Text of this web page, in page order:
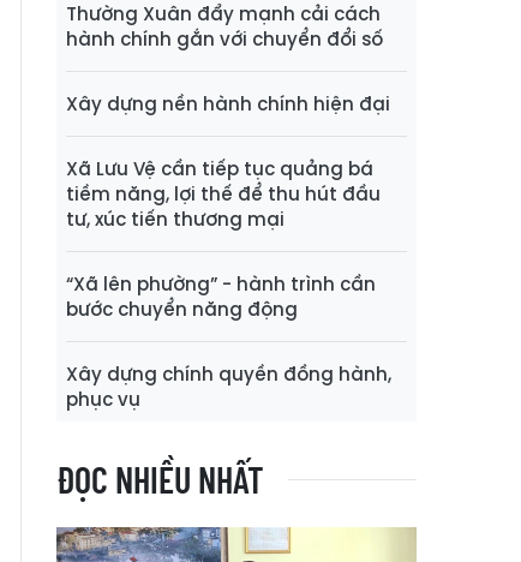
Thường Xuân đẩy mạnh cải cách
hành chính gắn với chuyển đổi số
Xây dựng nền hành chính hiện đại
Xã Lưu Vệ cần tiếp tục quảng bá
tiềm năng, lợi thế để thu hút đầu
tư, xúc tiến thương mại
“Xã lên phường” - hành trình cần
bước chuyển năng động
Xây dựng chính quyền đồng hành,
phục vụ
ĐỌC NHIỀU NHẤT